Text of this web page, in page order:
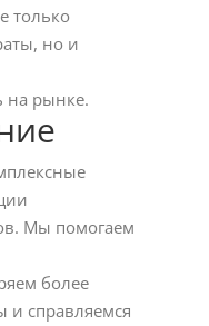
только
но и
на рынке.
Мы помогаем
более
справляемся